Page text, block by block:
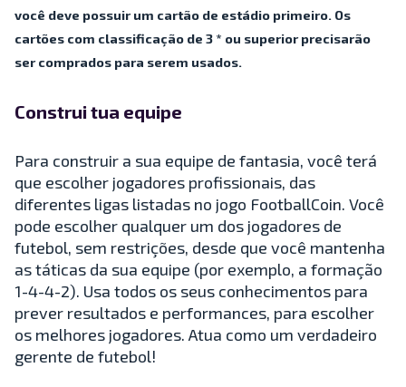
você deve possuir um cartão de estádio primeiro. Os
cartões com classificação de 3 * ou superior precisarão
ser comprados para serem usados.
Construi tua equipe
Para construir a sua equipe de fantasia, você terá
que escolher jogadores profissionais, das
diferentes ligas listadas no jogo FootballCoin. Você
pode escolher qualquer um dos jogadores de
futebol, sem restrições, desde que você mantenha
as táticas da sua equipe (por exemplo, a formação
1-4-4-2). Usa todos os seus conhecimentos para
prever resultados e performances, para escolher
os melhores jogadores. Atua como um verdadeiro
gerente de futebol!